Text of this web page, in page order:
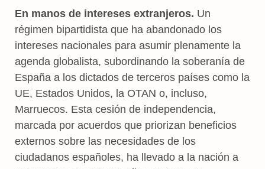
En manos de intereses extranjeros. Un
régimen bipartidista que ha abandonado los
intereses nacionales para asumir plenamente la
agenda globalista, subordinando la soberanía de
España a los dictados de terceros países como la
UE, Estados Unidos, la OTAN o, incluso,
Marruecos. Esta cesión de independencia,
marcada por acuerdos que priorizan beneficios
externos sobre las necesidades de los
ciudadanos españoles, ha llevado a la nación a